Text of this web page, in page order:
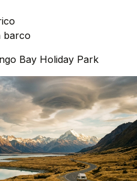
barco
Bay Holiday Park